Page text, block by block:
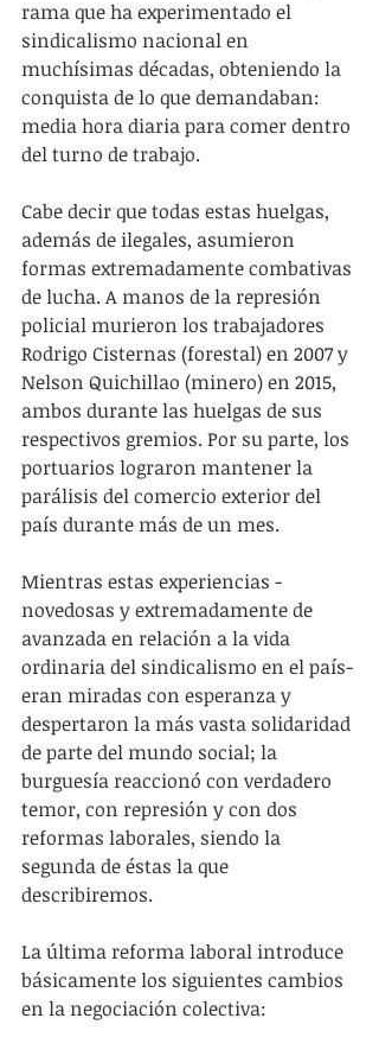
rama que ha experimentado el
sindicalismo nacional en
muchísimas décadas, obteniendo la
conquista de lo que demandaban:
media hora diaria para comer dentro
del turno de trabajo.
Cabe decir que todas estas huelgas,
además de ilegales, asumieron
formas extremadamente combativas
de lucha. A manos de la represión
policial murieron los trabajadores
Rodrigo Cisternas (forestal) en 2007 y
Nelson Quichillao (minero) en 2015,
ambos durante las huelgas de sus
respectivos gremios. Por su parte, los
portuarios lograron mantener la
parálisis del comercio exterior del
país durante más de un mes.
Mientras estas experiencias -
novedosas y extremadamente de
avanzada en relación a la vida
ordinaria del sindicalismo en el país-
eran miradas con esperanza y
despertaron la más vasta solidaridad
de parte del mundo social; la
burguesía reaccionó con verdadero
temor, con represión y con dos
reformas laborales, siendo la
segunda de éstas la que
describiremos.
La última reforma laboral introduce
básicamente los siguientes cambios
en la negociación colectiva: